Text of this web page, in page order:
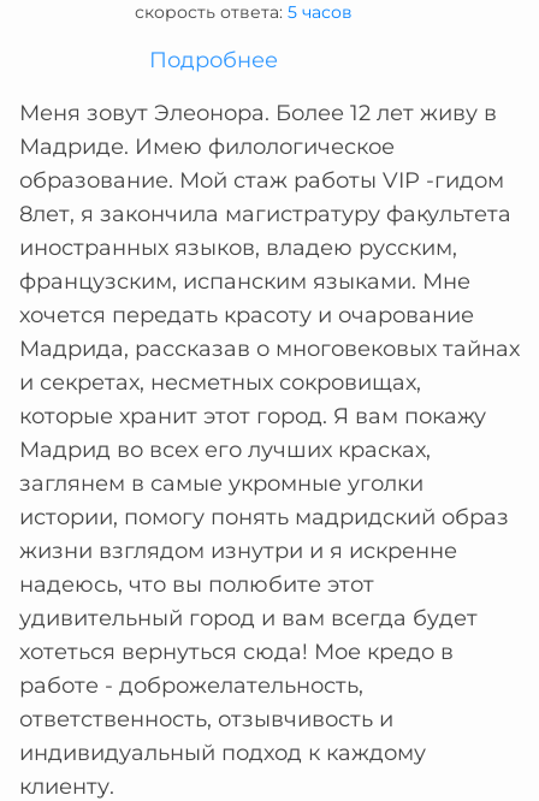
скорость ответа: 5 часов
Подробнее
Меня зовут Элеонора. Более 12 лет живу в
Мадриде. Имею филологическое
образование. Мой стаж работы VIP -гидом
8лет, я закончила магистратуру факультета
иностранных языков, владею русским,
французским, испанским языками. Мне
хочется передать красоту и очарование
Мадрида, рассказав о многовековых тайнах
и секретах, несметных сокровищах,
которые хранит этот город. Я вам покажу
Мадрид во всех его лучших красках,
заглянем в самые укромные уголки
истории, помогу понять мадридский образ
жизни взглядом изнутри и я искренне
надеюсь, что вы полюбите этот
удивительный город и вам всегда будет
хотеться вернуться сюда! Мое кредо в
работе - доброжелательность,
ответственность, отзывчивость и
индивидуальный подход к каждому
клиенту.